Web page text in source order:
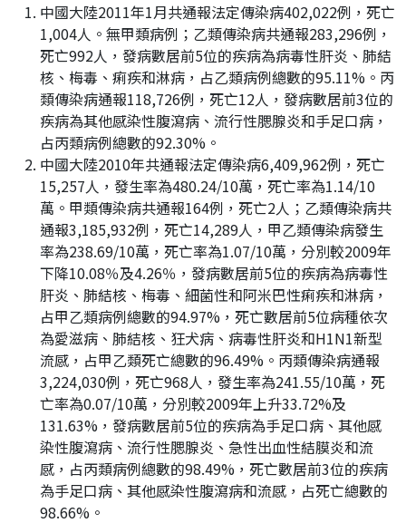
址
中國大陸2011年1月共通報法定傳染病402,022例，死亡
1,004人。無甲類病例；乙類傳染病共通報283,296例，
死亡992人，發病數居前5位的疾病為病毒性肝炎、肺結
核、梅毒、痢疾和淋病，占乙類病例總數的95.11%。丙
類傳染病通報118,726例，死亡12人，發病數居前3位的
疾病為其他感染性腹瀉病、流行性腮腺炎和手足口病，
占丙類病例總數的92.30%。
中國大陸2010年共通報法定傳染病6,409,962例，死亡
15,257人，發生率為480.24/10萬，死亡率為1.14/10
萬。甲類傳染病共通報164例，死亡2人；乙類傳染病共
通報3,185,932例，死亡14,289人，甲乙類傳染病發生
率為238.69/10萬，死亡率為1.07/10萬，分別較2009年
下降10.08％及4.26％，發病數居前5位的疾病為病毒性
肝炎、肺結核、梅毒、細菌性和阿米巴性痢疾和淋病，
占甲乙類病例總數的94.97%，死亡數居前5位病種依次
為愛滋病、肺結核、狂犬病、病毒性肝炎和H1N1新型
流感，占甲乙類死亡總數的96.49%。丙類傳染病通報
3,224,030例，死亡968人，發生率為241.55/10萬，死
亡率為0.07/10萬，分別較2009年上升33.72%及
131.63%，發病數居前5位的疾病為手足口病、其他感
染性腹瀉病、流行性腮腺炎、急性出血性結膜炎和流
感，占丙類病例總數的98.49%，死亡數居前3位的疾病
為手足口病、其他感染性腹瀉病和流感，占死亡總數的
98.66%。